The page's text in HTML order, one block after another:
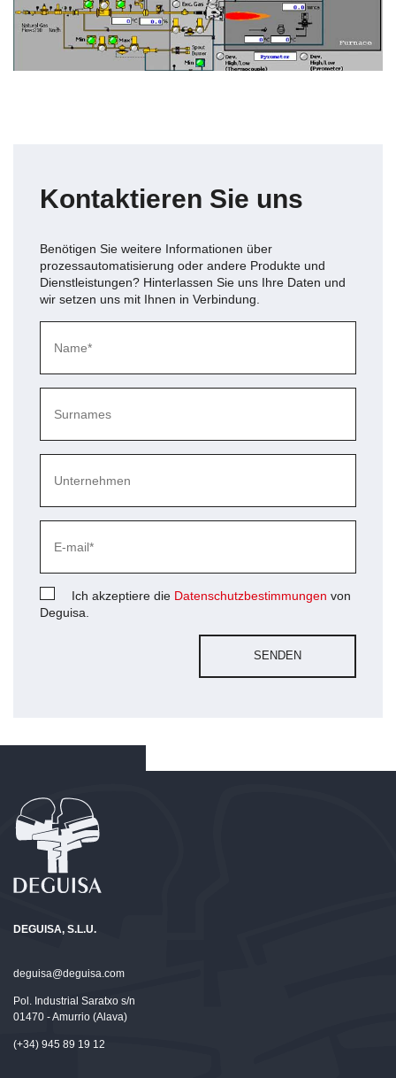
Kontaktieren Sie uns
Benötigen Sie weitere Informationen über
prozessautomatisierung oder andere Produkte und
Dienstleistungen? Hinterlassen Sie uns Ihre Daten und
wir setzen uns mit Ihnen in Verbindung.
Ich akzeptiere die Datenschutzbestimmungen von
Deguisa.
DEGUISA, S.L.U.
deguisa@deguisa.com
Pol. Industrial Saratxo s/n
01470 - Amurrio (Alava)
(+34) 945 89 19 12